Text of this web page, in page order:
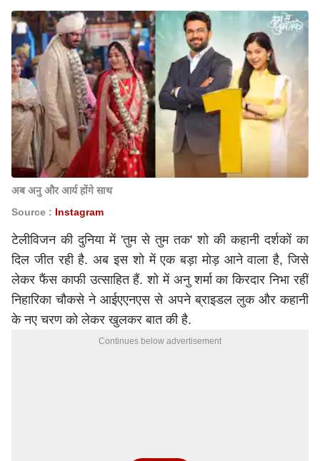
अब अनु और आर्य होंगे साथ
Source : Instagram
टेलीविजन की दुनिया में 'तुम से तुम तक' शो की कहानी दर्शकों का
दिल जीत रही है. अब इस शो में एक बड़ा मोड़ आने वाला है, जिसे
लेकर फैंस काफी उत्साहित हैं. शो में अनु शर्मा का किरदार निभा रहीं
निहारिका चौकसे ने आईएएनएस से अपने ब्राइडल लुक और कहानी
के नए चरण को लेकर खुलकर बात की है.
Continues below advertisement